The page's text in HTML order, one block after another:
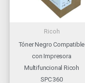
Ricoh
Tóner Negro Compatible
con Impresora
Multifuncional Ricoh
SPC 360